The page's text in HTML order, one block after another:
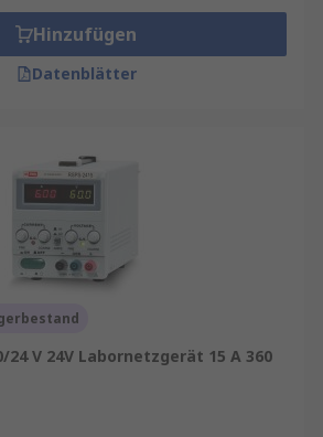
Hinzufügen
Datenblätter
24 V 24V Labornetzgerät 15 A 360